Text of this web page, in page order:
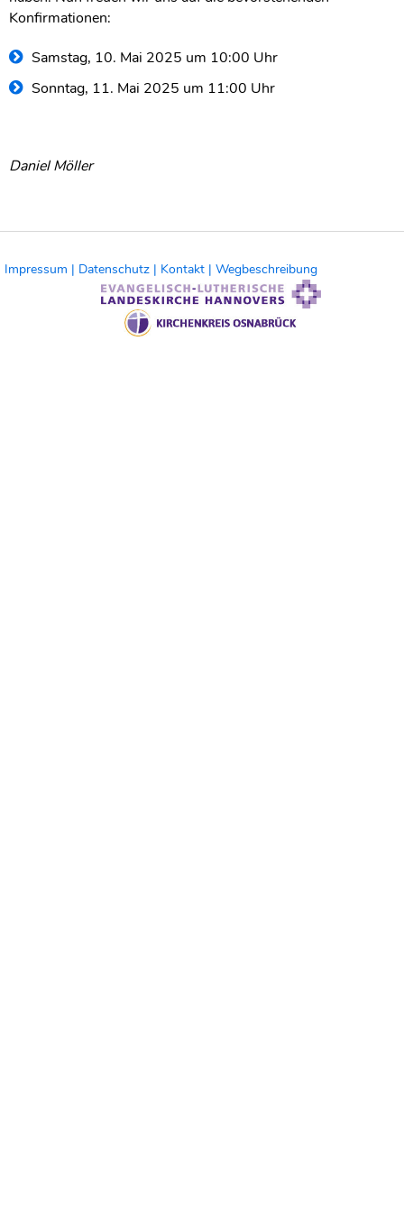
Konfirmationen:
Samstag, 10. Mai 2025 um 10:00 Uhr
Sonntag, 11. Mai 2025 um 11:00 Uhr
Daniel Möller
Impressum | Datenschutz | Kontakt | Wegbeschreibung